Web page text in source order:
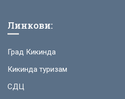
Линкови:
Град Кикинда
Кикинда туризам
СДЦ